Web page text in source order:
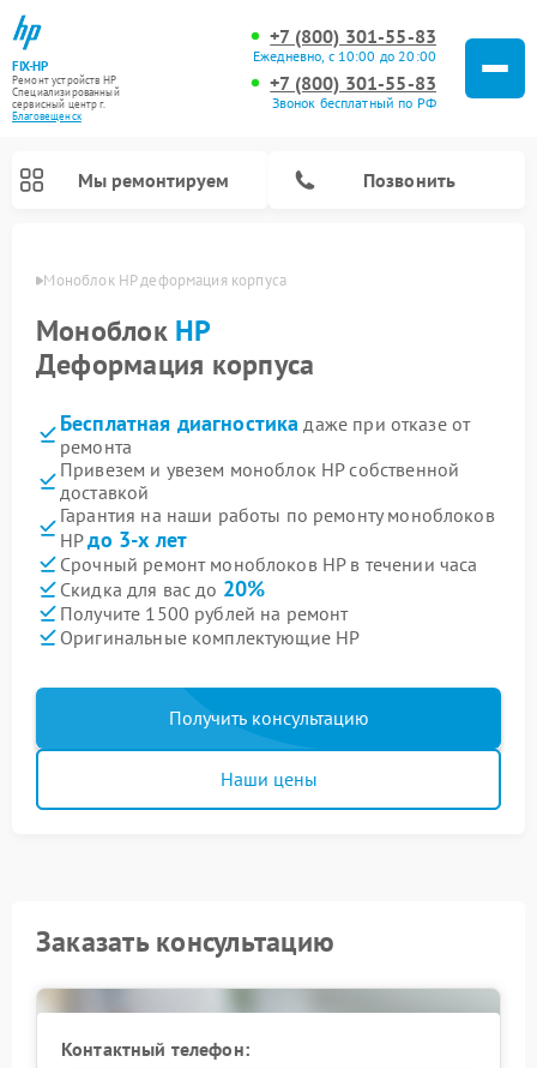
FIX-HP
Ремонт устройств HP
Специализированный
cервисный центр г.
Благовещенск
+7 (800) 301-55-83
Ежедневно, с 10:00 до 20:00
+7 (800) 301-55-83
Звонок бесплатный по РФ
Мы ремонтируем Позвонить
Моноблок HP деформация корпуса
Моноблок HP
Деформация корпуса
Бесплатная диагностика даже при отказе от
ремонта
Привезем и увезем моноблок HP собственной
доставкой
Гарантия на наши работы по ремонту моноблоков
HPдо 3-х лет
Срочный ремонт моноблоков HP в течении часа
Скидка для вас до 20%
Получите 1500 рублей на ремонт
Оригинальные комплектующие HP
Получить консультацию
Наши цены
Заказать консультацию
Контактный телефон: